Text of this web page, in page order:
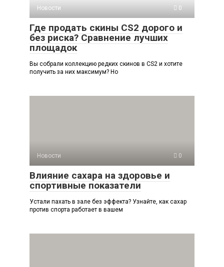
Новости
0
Где продать скины CS2 дорого и
без риска? Сравнение лучших
площадок
Вы собрали коллекцию редких скинов в CS2 и хотите
получить за них максимум? Но
Новости 0
Влияние сахара на здоровье и
спортивные показатели
Устали пахать в зале без эффекта? Узнайте, как сахар
против спорта работает в вашем